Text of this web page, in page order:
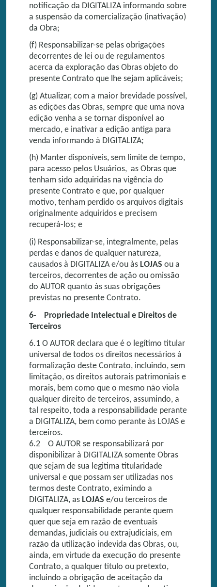
notificação da DIGITALIZA informando sobre
a suspensão da comercialização (inativação)
da Obra;
(f) Responsabilizar-se pelas obrigações
decorrentes de lei ou de regulamentos
acerca da exploração das Obras objeto do
presente Contrato que lhe sejam aplicáveis;
(g) Atualizar, com a maior brevidade possível,
as edições das Obras, sempre que uma nova
edição venha a se tornar disponível ao
mercado, e inativar a edição antiga para
venda informando à DIGITALIZA;
(h) Manter disponíveis, sem limite de tempo,
para acesso pelos Usuários, as Obras que
tenham sido adquiridas na vigência do
presente Contrato e que, por qualquer
motivo, tenham perdido os arquivos digitais
originalmente adquiridos e precisem
recuperá-los; e
(i) Responsabilizar-se, integralmente, pelas
perdas e danos de qualquer natureza,
causados à DIGITALIZA e/ou às LOJAS ou a
terceiros, decorrentes de ação ou omissão
do AUTOR quanto às suas obrigações
previstas no presente Contrato.
6- Propriedade Intelectual e Direitos de
Terceiros
6.1 O AUTOR declara que é o legítimo titular
universal de todos os direitos necessários à
formalização deste Contrato, incluindo, sem
limitação, os direitos autorais patrimoniais e
morais, bem como que o mesmo não viola
qualquer direito de terceiros, assumindo, a
tal respeito, toda a responsabilidade perante
a DIGITALIZA, bem como perante às LOJAS e
terceiros.
6.2 O AUTOR se responsabilizará por
disponibilizar à DIGITALIZA somente Obras
que sejam de sua legitima titularidade
universal e que possam ser utilizadas nos
termos deste Contrato, eximindo a
DIGITALIZA, as LOJAS e/ou terceiros de
qualquer responsabilidade perante quem
quer que seja em razão de eventuais
demandas, judiciais ou extrajudiciais, em
razão da utilização indevida das Obras, ou,
ainda, em virtude da execução do presente
Contrato, a qualquer título ou pretexto,
incluindo a obrigação de aceitação da